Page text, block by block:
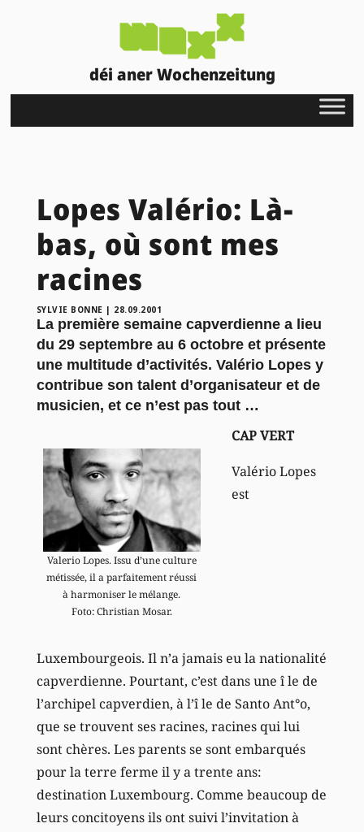
déi aner Wochenzeitung
Lopes Valério: Là-
bas, où sont mes
racines
SYLVIE BONNE | 28.09.2001
La première semaine capverdienne a lieu
du 29 septembre au 6 octobre et présente
une multitude d’activités. Valério Lopes y
contribue son talent d’organisateur et de
musicien, et ce n’est pas tout …
Valerio Lopes. Issu d’une culture
métissée, il a parfaitement réussi
à harmoniser le mélange.
Foto: Christian Mosar.
CAP VERT
Valério Lopes
est
Luxembourgeois. Il n’a jamais eu la nationalité
capverdienne. Pourtant, c’est dans une î le de
l’archipel capverdien, à l’î le de Santo Ant°o,
que se trouvent ses racines, racines qui lui
sont chères. Les parents se sont embarqués
pour la terre ferme il y a trente ans:
destination Luxembourg. Comme beaucoup de
leurs concitoyens ils ont suivi l’invitation à